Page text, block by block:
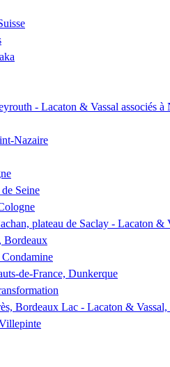
- Lacaton & Vassal associés
Nazaire
Seine
plateau de Saclay - Lacaton &
Bordeaux
de-France, Dunkerque
Bordeaux Lac - Lacaton &